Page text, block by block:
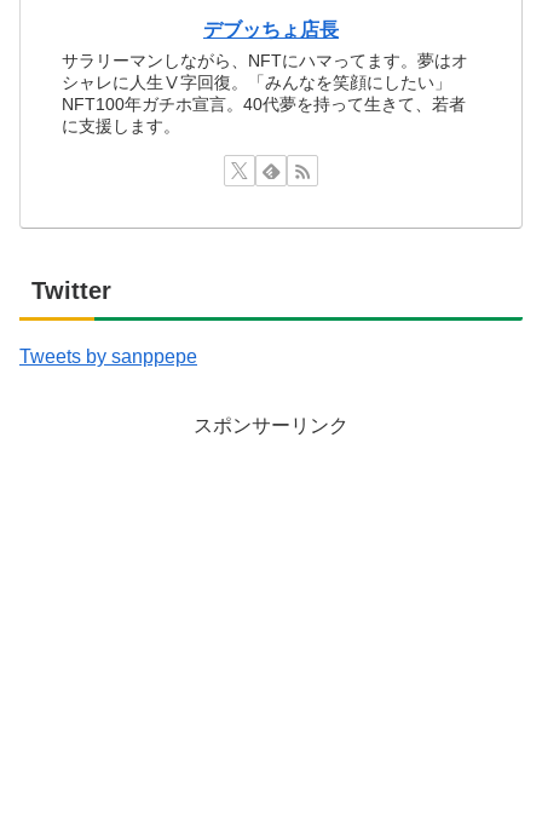
デブッちょ店長
サラリーマンしながら、NFTにハマってます。夢はオ
シャレに人生Ⅴ字回復。「みんなを笑顔にしたい」
NFT100年ガチホ宣言。40代夢を持って生きて、若者
に支援します。
Twitter
Tweets by sanppepe
スポンサーリンク